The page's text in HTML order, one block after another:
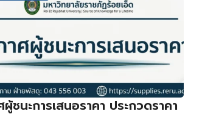
ผู้ชนะการเสนอราคา ประกวดราคา